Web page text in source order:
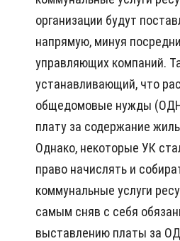
организации будут
напрямую, минуя
управляющих компаний.
устанавливающий, что
общедомовые нужды
плату за содержание
Однако, некоторые УК
право начислять и
коммунальные услуги
самым сняв с себя
выставлению платы за